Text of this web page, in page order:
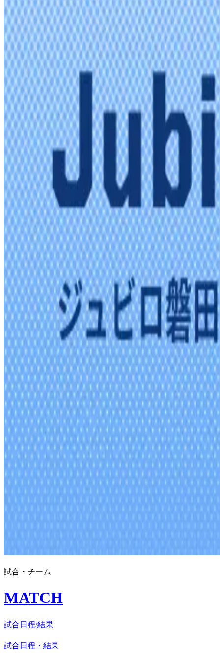
試合・チーム
MATCH
試合日程/結果
試合日程・結果